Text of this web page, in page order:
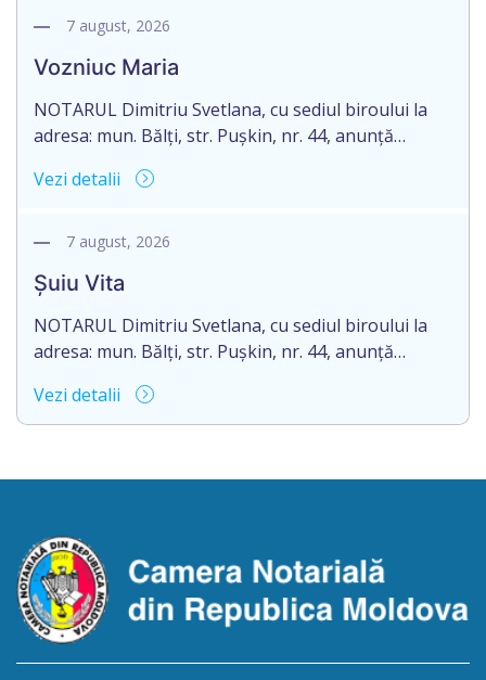
la 23 februarie 2021. Eliberarea certificatului de
de 05 noiembrie 2026, cu condiția constatării cu […]
7 august, 2026
Vozniuc Maria
NOTARUL Dimitriu Svetlana, cu sediul biroului la
adresa: mun. Bălți, str. Pușkin, nr. 44, anunță
decesului dnei Vozniuc Maria, născută la 14 iulie
februarie 2025. Eliberarea certificatului de
de 05 noiembrie 2026, cu condiția constatării cu […]
Vezi detalii
7 august, 2026
Șuiu Vita
NOTARUL Dimitriu Svetlana, cu sediul biroului la
adresa: mun. Bălți, str. Pușkin, nr. 44, anunță
decesului cet. Șuiu Vita, născută la 03 mai 1976,
IDNP 2004004037530, decedată la 13 iunie 2026.
legale, pentru moștenirile deschise începând cu
sau […]
Vezi detalii